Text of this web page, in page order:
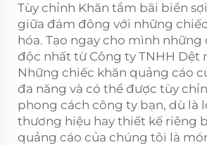
Tùy chỉnh Khăn tắm bãi biển
giữa đám đông với những
hóa. Tạo ngay cho mình
độc nhất từ Công ty TNHH Dệt
Những chiếc khăn quảng cáo
đa năng và có thể được tùy
phong cách công ty bạn, dù là
thương hiệu hay thiết kế riêng
quảng cáo của chúng tôi là